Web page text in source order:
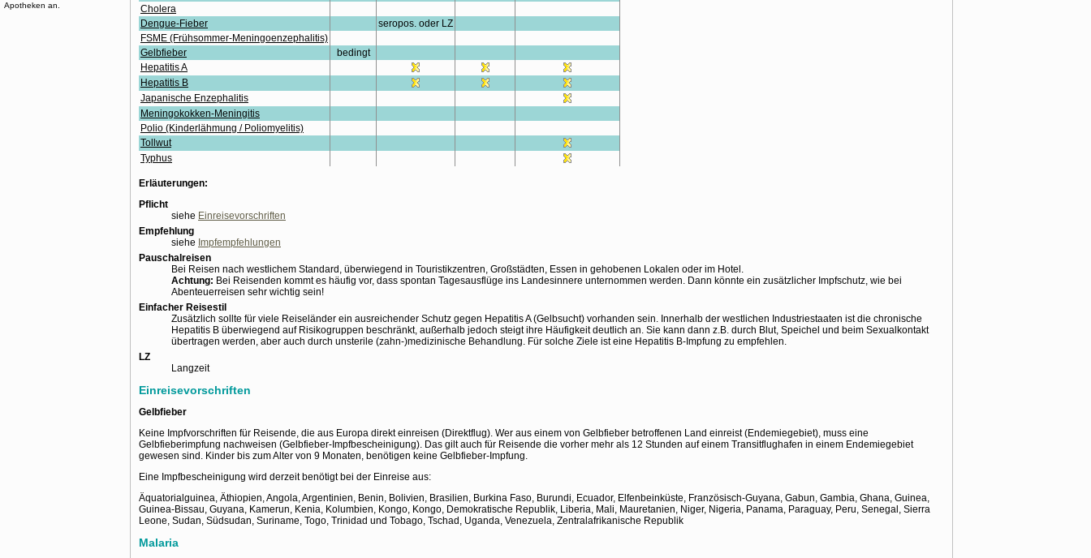
Apotheken an.
Cholera
Dengue-Fieber
seropos. oder LZ
FSME (Frühsommer-Meningoenzephalitis)
Gelbfieber
bedingt
Hepatitis A
Hepatitis B
Japanische Enzephalitis
Meningokokken-Meningitis
Polio (Kinderlähmung / Poliomyelitis)
Tollwut
Typhus
Erläuterungen:
Pflicht
siehe Einreisevorschriften
Empfehlung
siehe Impfempfehlungen
Pauschalreisen
Bei Reisen nach westlichem Standard, überwiegend in Touristikzentren, Großstädten, Essen in gehobenen Lokalen oder im Hotel.
Achtung: Bei Reisenden kommt es häufig vor, dass spontan Tagesausflüge ins Landesinnere unternommen werden. Dann könnte ein zusätzlicher Impfschutz, wie bei
Abenteuerreisen sehr wichtig sein!
Einfacher Reisestil
Zusätzlich sollte für viele Reiseländer ein ausreichender Schutz gegen Hepatitis A (Gelbsucht) vorhanden sein. Innerhalb der westlichen Industriestaaten ist die chronische
Hepatitis B überwiegend auf Risikogruppen beschränkt, außerhalb jedoch steigt ihre Häufigkeit deutlich an. Sie kann dann z.B. durch Blut, Speichel und beim Sexualkontakt
übertragen werden, aber auch durch unsterile (zahn-)medizinische Behandlung. Für solche Ziele ist eine Hepatitis B-Impfung zu empfehlen.
LZ
Langzeit
Einreisevorschriften
Gelbfieber
Keine Impfvorschriften für Reisende, die aus Europa direkt einreisen (Direktflug). Wer aus einem von Gelbfieber betroffenen Land einreist (Endemiegebiet), muss eine
Gelbfieberimpfung nachweisen (Gelbfieber-Impfbescheinigung). Das gilt auch für Reisende die vorher mehr als 12 Stunden auf einem Transitflughafen in einem Endemiegebiet
gewesen sind. Kinder bis zum Alter von 9 Monaten, benötigen keine Gelbfieber-Impfung.
Eine Impfbescheinigung wird derzeit benötigt bei der Einreise aus:
Äquatorialguinea, Äthiopien, Angola, Argentinien, Benin, Bolivien, Brasilien, Burkina Faso, Burundi, Ecuador, Elfenbeinküste, Französisch-Guyana, Gabun, Gambia, Ghana, Guinea,
Guinea-Bissau, Guyana, Kamerun, Kenia, Kolumbien, Kongo, Kongo, Demokratische Republik, Liberia, Mali, Mauretanien, Niger, Nigeria, Panama, Paraguay, Peru, Senegal, Sierra
Leone, Sudan, Südsudan, Suriname, Togo, Trinidad und Tobago, Tschad, Uganda, Venezuela, Zentralafrikanische Republik
Malaria